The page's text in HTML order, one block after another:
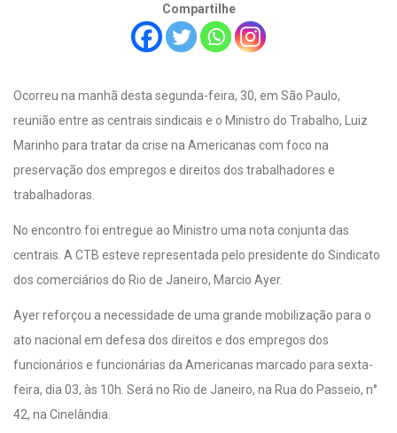
Compartilhe
Ocorreu na manhã desta segunda-feira, 30, em São Paulo,
reunião entre as centrais sindicais e o Ministro do Trabalho, Luiz
Marinho para tratar da crise na Americanas com foco na
preservação dos empregos e direitos dos trabalhadores e
trabalhadoras.
No encontro foi entregue ao Ministro uma nota conjunta das
centrais. A CTB esteve representada pelo presidente do Sindicato
dos comerciários do Rio de Janeiro, Marcio Ayer.
Ayer reforçou a necessidade de uma grande mobilização para o
ato nacional em defesa dos direitos e dos empregos dos
funcionários e funcionárias da Americanas marcado para sexta-
feira, dia 03, às 10h. Será no Rio de Janeiro, na Rua do Passeio, n°
42, na Cinelândia.